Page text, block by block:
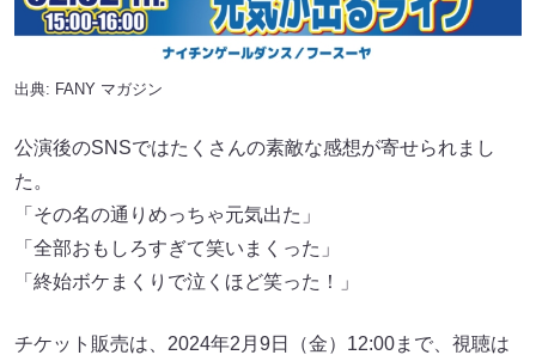
出典: FANY マガジン
公演後のSNSではたくさんの素敵な感想が寄せられまし
た。
「その名の通りめっちゃ元気出た」
「全部おもしろすぎて笑いまくった」
「終始ボケまくりで泣くほど笑った！」
チケット販売は、2024年2月9日（金）12:00まで、視聴は